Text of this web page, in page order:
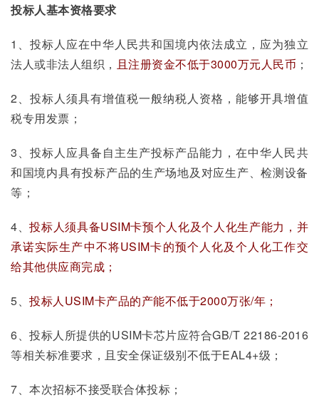
投标人基本资格要求
1、投标人应在中华人民共和国境内依法成立，应为独立
法人或非法人组织， 且注册资金不低于3000万元人民币 ；
2、投标人须具有增值税一般纳税人资格，能够开具增值
税专用发票；
3、投标人应具备自主生产投标产品能力，在中华人民共
和国境内具有投标产品的生产场地及对应生产、检测设备
等；
4、投标人须具备USIM卡预个人化及个人化生产能力，并
承诺实际生产中不将USIM卡的预个人化及个人化工作交
给其他供应商完成；
5、 投标人USIM卡产品的产能不低于2000万张/年；
6、投标人所提供的USIM卡芯片应符合GB/T 22186-2016
等相关标准要求，且安全保证级别不低于EAL4+级；
7、本次招标不接受联合体投标；